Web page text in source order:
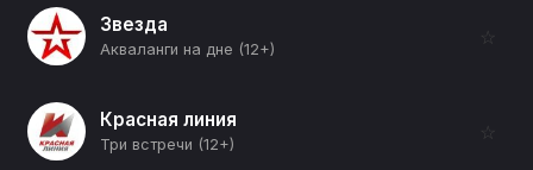
Звезда
Акваланги на дне (12+)
☆
Красная линия
Три встречи (12+)
☆